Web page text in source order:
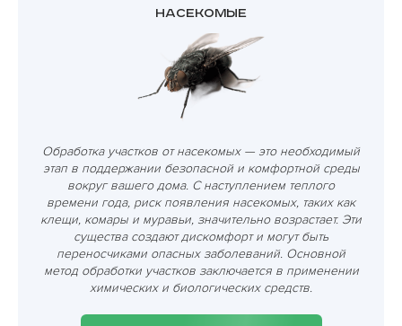
Насекомые
Обработка участков от насекомых — это необходимый
этап в поддержании безопасной и комфортной среды
вокруг вашего дома. С наступлением теплого
времени года, риск появления насекомых, таких как
клещи, комары и муравьи, значительно возрастает. Эти
существа создают дискомфорт и могут быть
переносчиками опасных заболеваний. Основной
метод обработки участков заключается в применении
химических и биологических средств.